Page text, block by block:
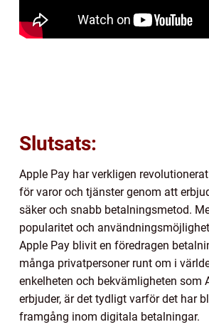
Slutsats:
Apple Pay har verkligen
för varor och tjänster genom att
säker och snabb betalningsmetod.
popularitet och
Apple Pay blivit en föredragen
många privatpersoner runt om i
enkelheten och bekvämligheten som
erbjuder, är det tydligt varför det har
framgång inom digitala betalningar.